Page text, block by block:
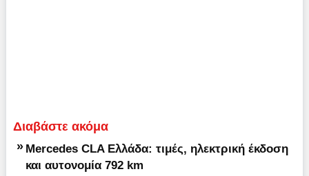
Διαβάστε ακόμα
» Mercedes CLA Ελλάδα: τιμές, ηλεκτρική έκδοση
και αυτονομία 792 km